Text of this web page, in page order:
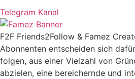
Telegram Kanal
F2F Friends2Follow & Famez
Abonnenten entscheiden sich
folgen, aus einer Vielzahl von
abzielen, eine bereichernde und